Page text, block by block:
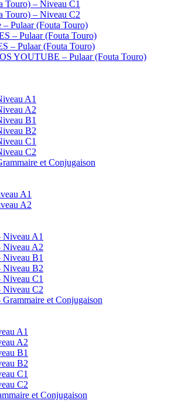
Touro) – Niveau C1
Touro) – Niveau C2
– Pulaar (Fouta Touro)
– Pulaar (Fouta Touro)
– Pulaar (Fouta Touro)
YOUTUBE – Pulaar (Fouta Touro)
A1
A2
B1
B2
C1
C2
et Conjugaison
A1
A2
Niveau A1
Niveau A2
Niveau B1
Niveau B2
C1
Niveau C2
et Conjugaison
A1
A2
B1
B2
C1
C2
et Conjugaison